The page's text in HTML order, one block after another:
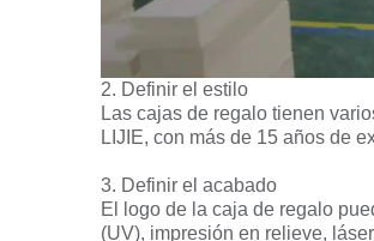
2. Definir el estilo
Las cajas de regalo tienen
LIJIE, con más de 15 años de
3. Definir el acabado
El logo de la caja de regalo
(UV), impresión en relieve,